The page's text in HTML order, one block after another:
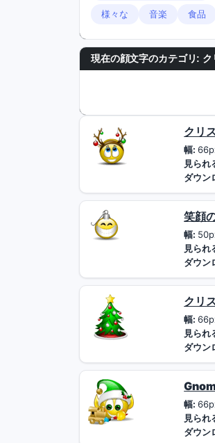
様々な 音楽 食品
現在の顔文字のカテゴリ: ク
クリ
幅:
見られ
ダウン
笑顔
幅:
見られ
ダウン
クリ
幅:
見られ
ダウン
幅:
見られ
ダウン